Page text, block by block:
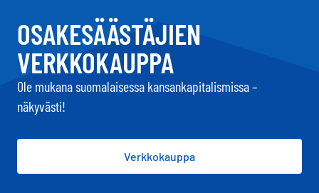
OSAKESÄÄSTÄJIEN
VERKKOKAUPPA
Ole mukana suomalaisessa kansankapitalismissa –
näkyvästi!
Verkkokauppa